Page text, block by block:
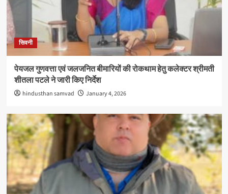
सिवनी
पेयजल गुणवत्ता एवं जलजनित बीमारियों की रोकथाम हेतु कलेक्टर श्रीमती
शीतला पटले ने जारी किए निर्देश
hindusthan samvad January 4, 2026